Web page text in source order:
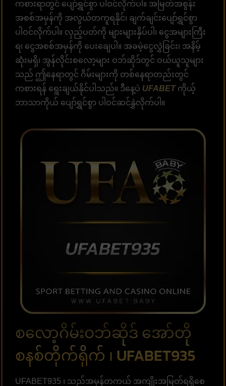
ကစားရာတွင် ပျော်ရွှင်စွာ ပါဝင်လိုက်ပါ။ အမြတ်အစွန်း
အစစ်အမှန်ကို အလွယ်တကူရနိုင်၊ ချက်ချင်းပျော်ရွှင်စွာ
ပါဝင်လိုက်ပါ။ လှည့်ပတ်ကို များများနှိပ်ပါ၊ ငွေအများကြီး
ရ၊ ငွေအစစ်အမှန်ကို ပေးချေပါ။ အခမဲ့ငွေလွှဲခြင်း၊ အနိမ့်
ဆုံးမရှိ၊ အွန်လိုင်းစလော့များ ဝဘ်ဆိုဒ်တွင် ဝယ်ယူသူများ
သည် ဤနေရာတွင် ဂိမ်းများကို တစ်နေရာတည်းတွင်
ကစားရန် ရွေးချယ်နိုင်ပါသည်။ ဒီနေ့ပဲ UFABETကိုယ့်
ဘာသာကိုယ် ပျော်ရွှင်စွာ ပါဝင်ဆင်နွှဲလိုက်ပါ။
စလော့ဂိမ်းဝဘ်ဆိုဒ် အော်တို
စနစ်တိုက်ရိုက် ၊ UFABET935
UFABET935 ၊ သည်အမှန်တကယ် အကျိုးအမြတ်ရရှိစေ